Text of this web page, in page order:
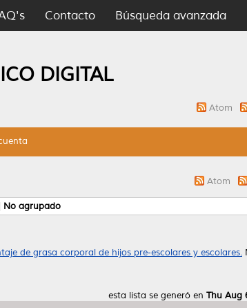
Contacto Búsqueda avanzada
DIGITAL
Atom
Atom
No agrupado
de grasa corporal de hijos pre-escolares y escolares.
esta lista se generó en Thu Aug